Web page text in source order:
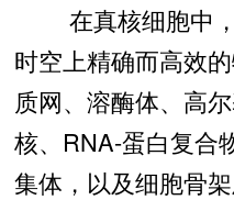
在真核细胞中，
时空上精确而高效
质网、溶酶体、高
核、RNA-蛋白复合
集体，以及细胞骨